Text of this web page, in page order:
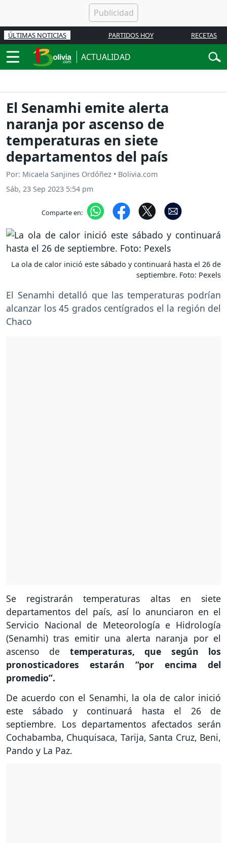
ÚLTIMAS NOTICIAS PARTIDOS HOY RECETAS
ACTUALIDAD
El Senamhi emite alerta
naranja por ascenso de
temperaturas en siete
departamentos del país
Por: Micaela Sanjines Ordóñez • Bolivia.com
Sáb, 23 Sep 2023 5:54 pm
Comparte en:
La ola de calor inició este sábado y continuará hasta el 26 de
septiembre. Foto: Pexels
El Senamhi detalló que las temperaturas podrían
alcanzar los 45 grados centígrados el la región del
Chaco
Se registrarán temperaturas altas en siete
departamentos del país, así lo anunciaron en el
Servicio Nacional de Meteorología e Hidrología
(Senamhi) tras emitir una alerta naranja por el
ascenso de temperaturas, que según los
pronosticadores estarán “por encima del
promedio”.
De acuerdo con el Senamhi, la ola de calor inició
este sábado y continuará hasta el 26 de
septiembre. Los departamentos afectados serán
Cochabamba, Chuquisaca, Tarija, Santa Cruz, Beni,
Pando y La Paz.